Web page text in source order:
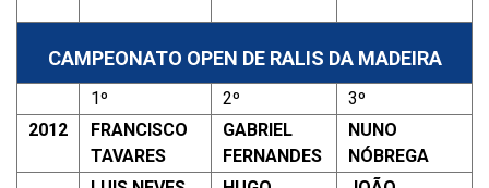
CAMPEONATO OPEN DE RALIS DA MADEIRA
1º 2º
3º
2012
FRANCISCO
TAVARES
GABRIEL
FERNANDES
NUNO
NÓBREGA